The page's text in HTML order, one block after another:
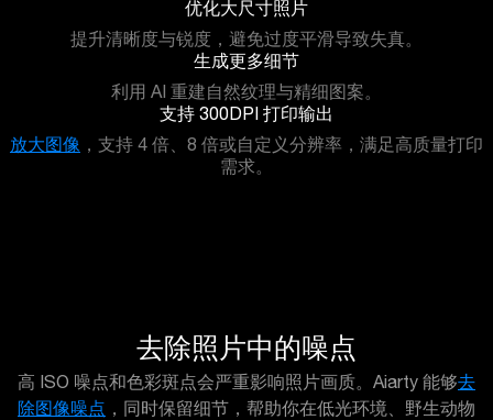
优化大尺寸照片
提升清晰度与锐度，避免过度平滑导致失真。
生成更多细节
利用 AI 重建自然纹理与精细图案。
支持 300DPI 打印输出
放大图像 ，支持 4 倍、8 倍或自定义分辨率，满足高质量打印
需求。
去除照片中的噪点
高 ISO 噪点和色彩斑点会严重影响照片画质。Aiarty 能够去
除图像噪点 ，同时保留细节，帮助你在低光环境、野生动物